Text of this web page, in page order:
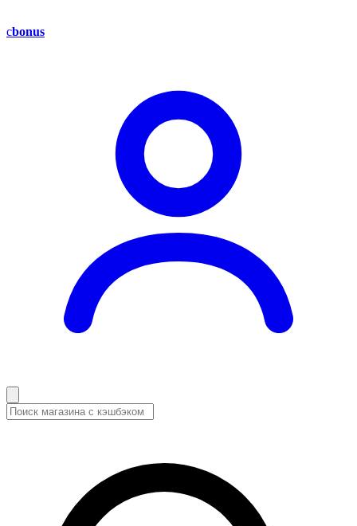
cbonus